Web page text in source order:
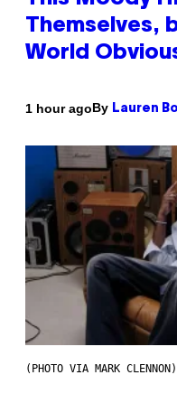
Themselves,
World
1 hour agoBy Lauren
(PHOTO VIA MARK CLENNON)